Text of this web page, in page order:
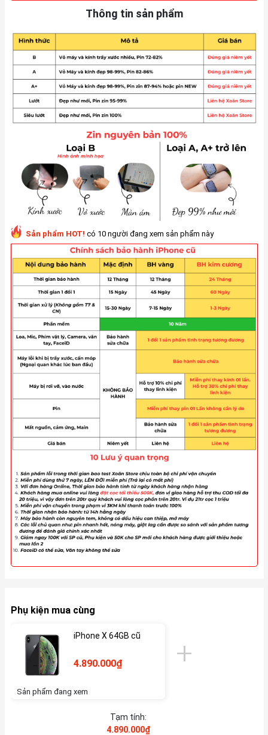
Thông tin sản phẩm
Sản phẩm HOT! có 10 người đang xem sản phẩm này
Phụ kiện mua cùng
iPhone X 64GB cũ
4.890.000₫
Sản phẩm đang xem
Tạm tính:
4.890.000₫